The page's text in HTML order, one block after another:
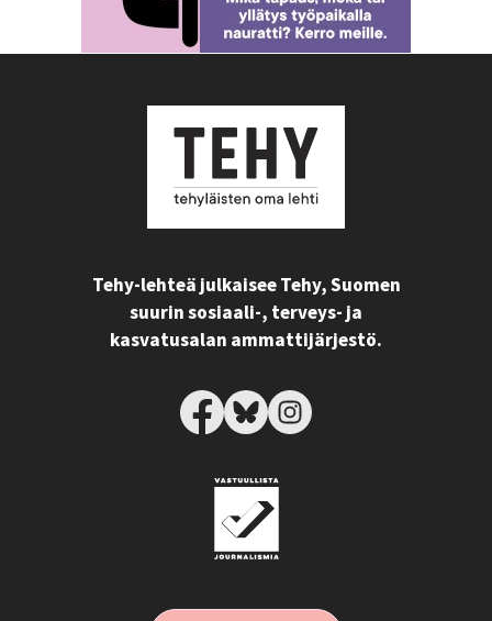
Tehy-lehteä julkaisee Tehy, Suomen
suurin sosiaali-, terveys- ja
kasvatusalan ammattijärjestö.